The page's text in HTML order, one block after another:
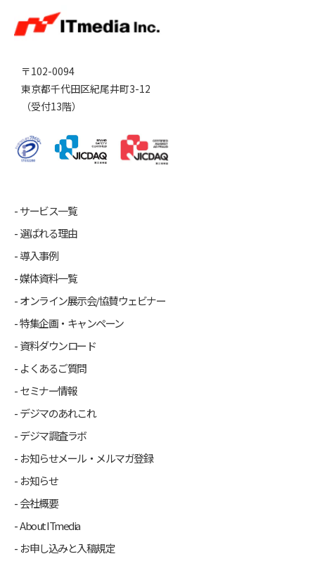
〒102-0094
東京都千代田区紀尾井町3-12
（受付13階）
サービス一覧
選ばれる理由
導入事例
媒体資料一覧
オンライン展示会/協賛ウェビナー
特集企画・キャンペーン
資料ダウンロード
よくあるご質問
セミナー情報
デジマのあれこれ
デジマ調査ラボ
お知らせメール・メルマガ登録
お知らせ
会社概要
About ITmedia
お申し込みと入稿規定